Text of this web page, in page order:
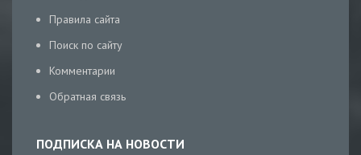
Правила сайта
Поиск по сайту
Комментарии
Обратная связь
ПОДПИСКА НА НОВОСТИ